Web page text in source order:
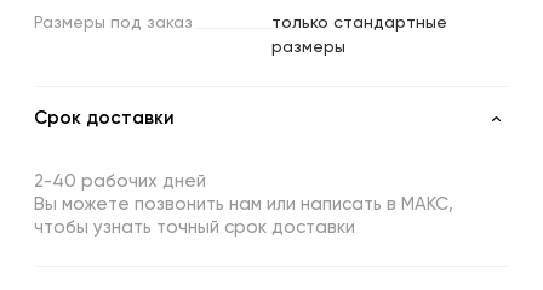
Размеры под заказ
только стандартные
размеры
Срок доставки
2-40 рабочих дней
Вы можете позвонить нам или написать в МАКС,
чтобы узнать точный срок доставки